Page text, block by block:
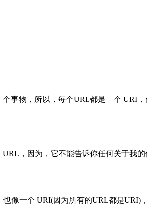
事物，所以，每个URL都是一个 URI，
，因为，它不能告诉你任何关于我
像一个 URI(因为所有的URL都是URI)